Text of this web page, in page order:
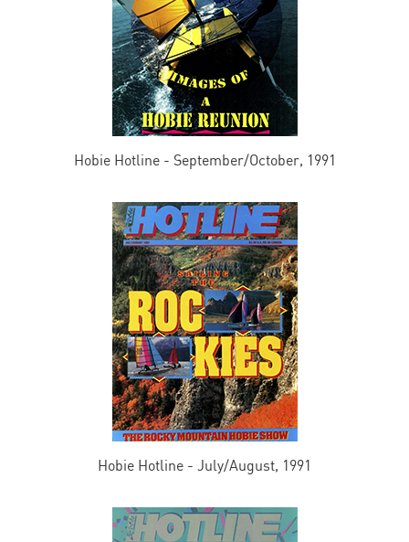
Hobie Hotline - September/October, 1991
Hobie Hotline - July/August, 1991